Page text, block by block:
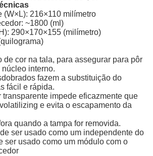
(W×L): 216×110 milímetro
~1800 (ml)
290×170×155 (milímetro)
de cor na tala, para assegurar para pôr
interno.
fazem a substituição do
fácil e rápida.
transparente impede eficazmente que
e evita o escapamento da
quando a tampa for removida.
ser usado como um independente do
ser usado como um módulo com o